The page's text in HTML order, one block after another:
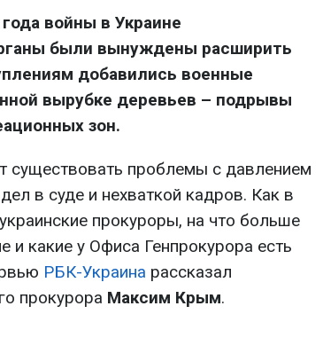
войны в Украине
были вынуждены расширить
добавились военные
вырубке деревьев – подрывы
зон.
существовать проблемы с давлением
в суде и нехваткой кадров. Как в
прокуроры, на что больше
и какие у Офиса Генпрокурора есть
РБК-Украина рассказал
прокурора Максим Крым.